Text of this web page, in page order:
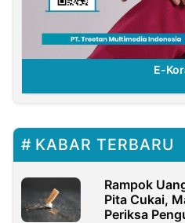
E-
KABAR TERBARU
Rampok
Pita Cukai,
Periksa